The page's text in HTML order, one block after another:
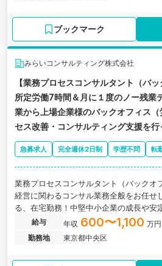
ブックマーク
みらいコンサルティング株式会社
【業務プロセスコンサルタント（バ
所定労働7時間＆月に１度のノー残業
業から上場企業様のバックオフィス
セス改善・コンサルティング支援を
急募求人 完全週休2日制 学歴不問 転
業務プロセスコンサルタント（バックオ
経営に関わるコンサル業務全般をお任せ
る、在宅勤務！中堅中小企業の成長や安
うコンサルティング業務がメインの事業
給与 年収 600〜1,100 万円
勤務地
東京都中央区